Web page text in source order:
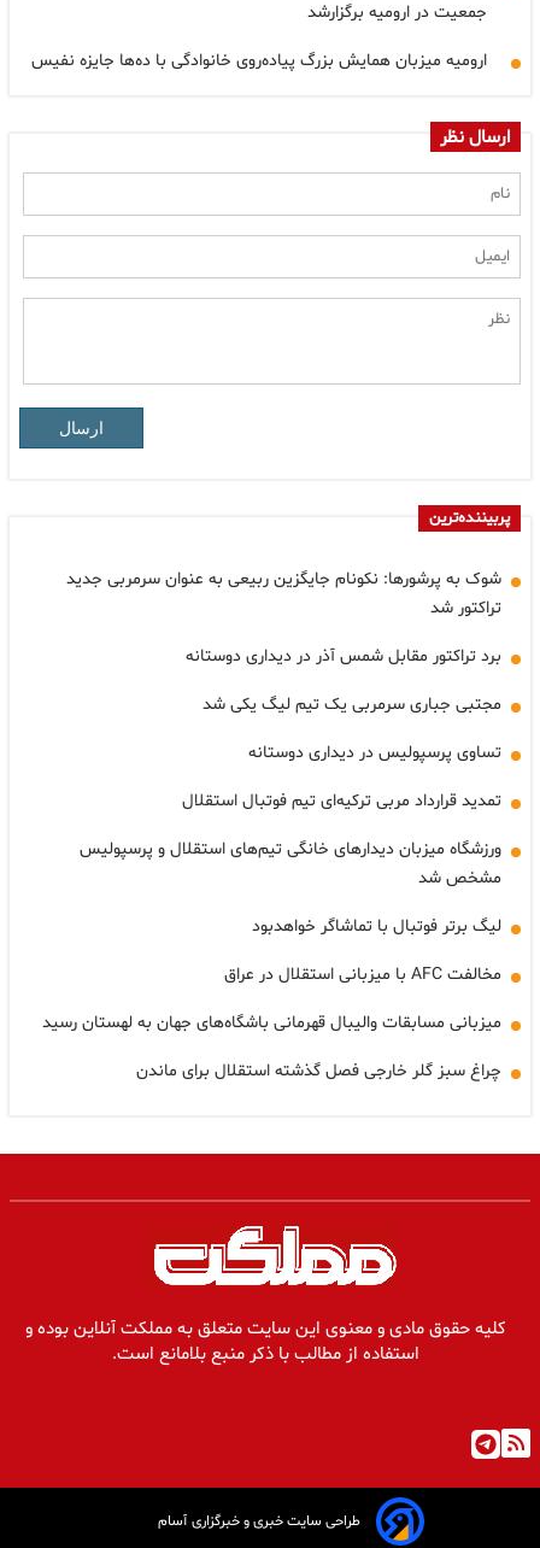
جمعیت در ارومیه برگزارشد
ارومیه میزبان همایش بزرگ پیاده‌روی خانوادگی با ده‌ها جایزه نفیس
ارسال نظر
ارسال
پربیننده‌ترین
شوک به پرشورها: نکونام جایگزین ربیعی به عنوان سرمربی جدید
تراکتور شد
برد تراکتور مقابل شمس آذر در دیداری دوستانه
مجتبی جباری سرمربی یک تیم لیگ یکی شد
تساوی پرسپولیس در دیداری دوستانه
تمدید قرارداد مربی ترکیه‌ای تیم فوتبال استقلال
ورزشگاه میزبان دیدارهای خانگی تیم‌های استقلال و پرسپولیس
مشخص شد
لیگ برتر فوتبال با تماشاگر خواهدبود
مخالفت AFC با میزبانی استقلال در عراق
میزبانی مسابقات والیبال قهرمانی باشگاه‌های جهان به لهستان رسید
چراغ سبز گلر خارجی فصل گذشته استقلال برای ماندن
کلیه حقوق مادی و معنوی این سایت متعلق به مملکت آنلاین بوده و
استفاده از مطالب با ذکر منبع بلامانع است.
طراحی سایت خبری و خبرگزاری آسام